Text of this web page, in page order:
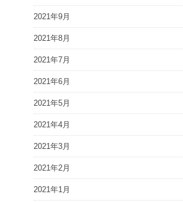
2021年9月
2021年8月
2021年7月
2021年6月
2021年5月
2021年4月
2021年3月
2021年2月
2021年1月